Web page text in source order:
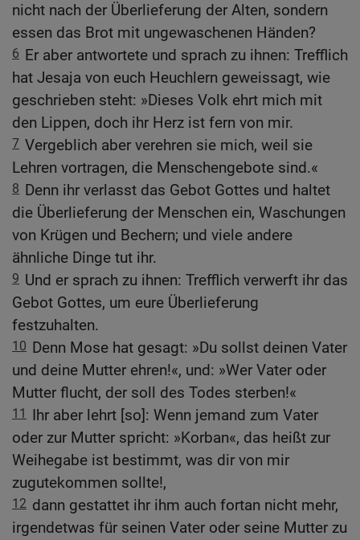
nicht nach der Überlieferung der Alten, sondern
essen das Brot mit ungewaschenen Händen?
6 Er aber antwortete und sprach zu ihnen: Trefflich
hat Jesaja von euch Heuchlern geweissagt, wie
geschrieben steht: »Dieses Volk ehrt mich mit
den Lippen, doch ihr Herz ist fern von mir.
7 Vergeblich aber verehren sie mich, weil sie
Lehren vortragen, die Menschengebote sind.«
8 Denn ihr verlasst das Gebot Gottes und haltet
die Überlieferung der Menschen ein, Waschungen
von Krügen und Bechern; und viele andere
ähnliche Dinge tut ihr.
9 Und er sprach zu ihnen: Trefflich verwerft ihr das
Gebot Gottes, um eure Überlieferung
festzuhalten.
10 Denn Mose hat gesagt: »Du sollst deinen Vater
und deine Mutter ehren!«, und: »Wer Vater oder
Mutter flucht, der soll des Todes sterben!«
11
Ihr aber lehrt [so]: Wenn jemand zum Vater
oder zur Mutter spricht: »Korban«, das heißt zur
Weihegabe ist bestimmt, was dir von mir
zugutekommen sollte!,
12 dann gestattet ihr ihm auch fortan nicht mehr,
irgendetwas für seinen Vater oder seine Mutter zu